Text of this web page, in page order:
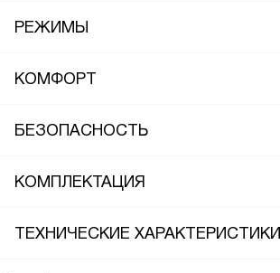
РЕЖИМЫ
КОМФОРТ
БЕЗОПАСНОСТЬ
КОМПЛЕКТАЦИЯ
ТЕХНИЧЕСКИЕ ХАРАКТЕРИСТИКИ